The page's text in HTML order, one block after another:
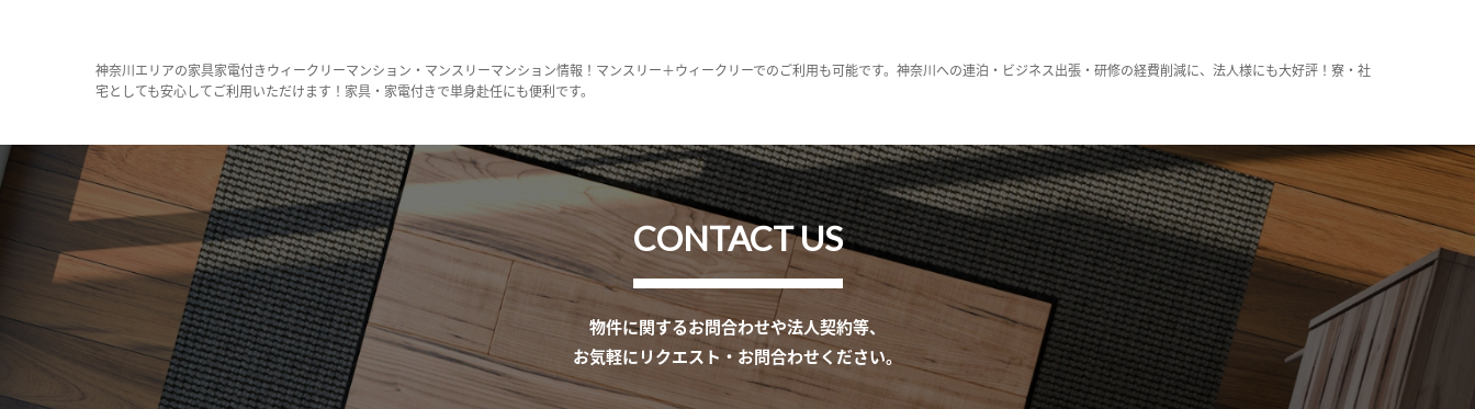
神奈川エリアの家具家電付きウィークリーマンション・マンスリーマンション情報！マンスリー＋ウィークリーでのご利用も可能です。神奈川への連泊・ビジネス出張・研修の経費削減に、法人様にも大好評！寮・社
宅としても安心してご利用いただけます！家具・家電付きで単身赴任にも便利です。
CONTACT US
物件に関するお問合わせや法人契約等、
お気軽にリクエスト・お問合わせください。